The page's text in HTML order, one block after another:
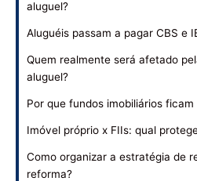
aluguel?
Aluguéis passam a pagar CBS e
Quem realmente será afetado
aluguel?
Por que fundos imobiliários ficam
Imóvel próprio x FIIs: qual
Como organizar a estratégia de
reforma?